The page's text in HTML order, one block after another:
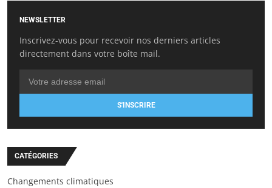
NEWSLETTER
Inscrivez-vous pour recevoir nos derniers articles
directement dans votre boîte mail.
S'INSCRIRE
CATÉGORIES
Changements climatiques